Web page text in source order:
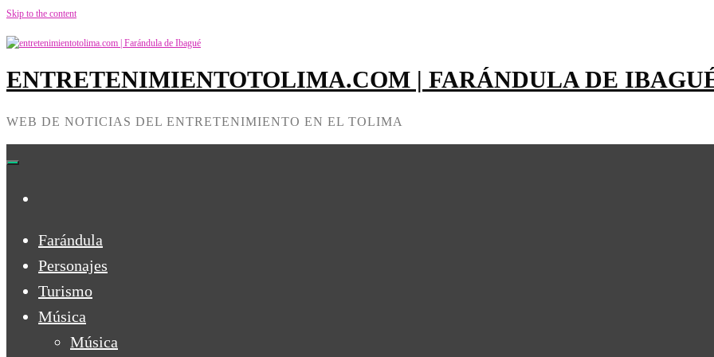
Skip to the content
ENTRETENIMIENTOTOLIMA.COM | FARÁNDULA DE
WEB DE NOTICIAS DEL ENTRETENIMIENTO EN EL TOLIMA
Farándula
Personajes
Turismo
Música
Música